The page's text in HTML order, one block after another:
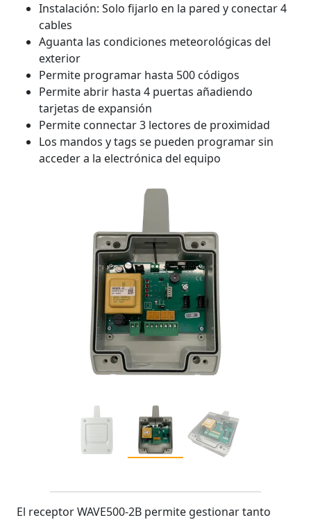
Instalación: Solo fijarlo en la pared y conectar 4
cables
Aguanta las condiciones meteorológicas del
exterior
Permite programar hasta 500 códigos
Permite abrir hasta 4 puertas añadiendo
tarjetas de expansión
Permite connectar 3 lectores de proximidad
Los mandos y tags se pueden programar sin
acceder a la electrónica del equipo
El receptor WAVE500-2B permite gestionar tanto